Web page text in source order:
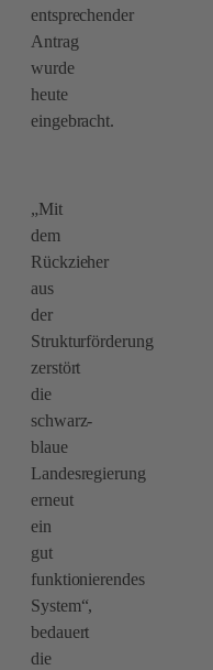
entsprechender
Antrag
wurde
heute
eingebracht.
„Mit
dem
Rückzieher
aus
der
Strukturförderung
zerstört
die
schwarz-
blaue
Landesregierung
erneut
ein
gut
funktionierendes
System“,
bedauert
die